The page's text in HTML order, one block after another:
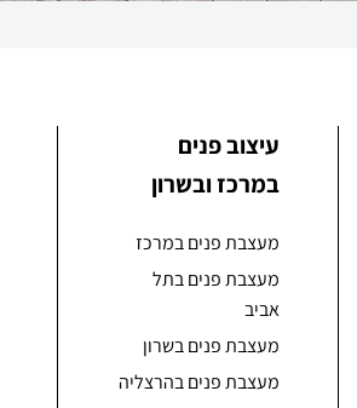
עיצוב פנים
במרכז ובשרון
מעצבת פנים במרכז
מעצבת פנים בתל
אביב
מעצבת פנים בשרון
מעצבת פנים בהרצליה